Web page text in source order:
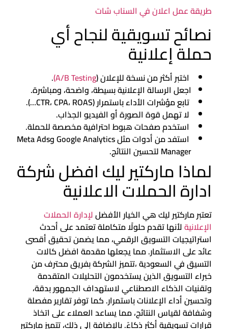
طريقة عمل اعلان في السناب شات
نصائح تسويقية لنجاح أي
حملة إعلانية
اختبر أكثر من نسخة للإعلان (A/B Testing)
.
اجعل الرسالة الإعلانية بسيطة، واضحة، ومباشرة.
تابع مؤشرات الأداء باستمرار (CTR، CPA، ROAS…).
لا تهمل قوة الصورة أو الفيديو الجذاب.
استخدم صفحات هبوط احترافية مخصصة للحملة.
استفد من أدوات مثل Google Analytics وMeta Ads
Manager لتحسين النتائج.
لماذا ماركتير ليك افضل شركة
ادارة الحملات الاعلانية
تعتبر ماركتير ليك هي الخيار الأفضللإدارة الحملات
الإعلانيةلأنها تقدم حلولًا متكاملة تعتمد على أحدث
استراتيجيات التسويق الرقمي، مما يضمن تحقيق أقصى
عائد على الاستثمار. مما يجعلها مقدمة افضل كالات
التسيق في السعودية ،تتميز الشركة بفريق محترف من
خبراء التسويق الذين يستخدمون التحليلات المتقدمة
وتقنيات الذكاء الاصطناعي لاستهداف الجمهور بدقة،
وتحسين أداء الإعلانات باستمرار. كما توفر تقارير مفصلة
وشفافة لقياس النتائج، مما يساعد العملاء على اتخاذ
قرارات تسويقية أكثر ذكاءً. بالإضافة إلى ذلك، تتميز ماركتير